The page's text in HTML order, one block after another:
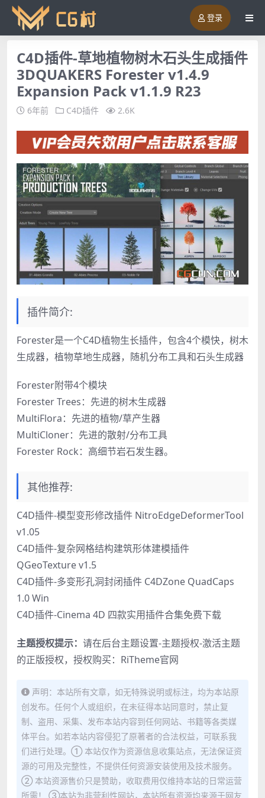
登录
C4D插件-草地植物树木石头生成插件
3DQUAKERS Forester v1.4.9
Expansion Pack v1.1.9 R23
6年前 C4D插件 2.6K
插件简介:
Forester是一个C4D植物生长插件，包含4个模快，树木
生成器，植物草地生成器，随机分布工具和石头生成器
Forester附带4个模块
Forester Trees：先进的树木生成器
MultiFlora：先进的植物/草产生器
MultiCloner：先进的散射/分布工具
Forester Rock：高细节岩石发生器。
其他推荐:
C4D插件-模型变形修改插件 NitroEdgeDeformerTool
v1.05
C4D插件-复杂网格结构建筑形体建模插件
QGeoTexture v1.5
C4D插件-多变形孔洞封闭插件 C4DZone QuadCaps
1.0 Win
C4D插件-Cinema 4D 四款实用插件合集免费下载
主题授权提示： 请在后台主题设置-主题授权-激活主题
的正版授权，授权购买： RiTheme官网
声明：本站所有文章，如无特殊说明或标注，均为本站原
创发布。任何个人或组织，在未征得本站同意时，禁止复
制、盗用、采集、发布本站内容到任何网站、书籍等各类媒
体平台。如若本站内容侵犯了原著者的合法权益，可联系我
们进行处理。① 本站仅作为资源信息收集站点，无法保证资
源的可用及完整性，不提供任何资源安装使用及技术服务。
② 本站资源售价只是赞助，收取费用仅维持本站的日常运营
所需！ ③本站为非营利性网站，本站所有资源均来源于网友